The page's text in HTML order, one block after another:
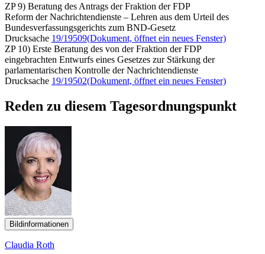
ZP 9) Beratung des Antrags der Fraktion der FDP
Reform der Nachrichtendienste – Lehren aus dem Urteil des
Bundesverfassungsgerichts zum BND-Gesetz
Drucksache 19/19509(Dokument, öffnet ein neues Fenster)
ZP 10) Erste Beratung des von der Fraktion der FDP
eingebrachten Entwurfs eines Gesetzes zur Stärkung der
parlamentarischen Kontrolle der Nachrichtendienste
Drucksache 19/19502(Dokument, öffnet ein neues Fenster)
Reden zu diesem Tagesordnungspunkt
Bildinformationen
Claudia Roth